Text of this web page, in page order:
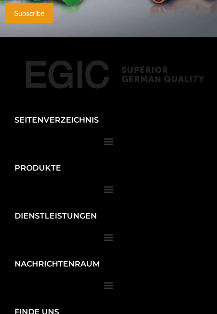
Subscribe
SEITENVERZEICHNIS
PRODUKTE
DIENSTLEISTUNGEN
NACHRICHTENRAUM
FINDE UNS